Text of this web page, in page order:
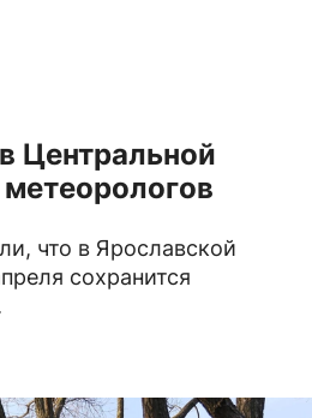
Центральной
что в Ярославской
сохранится